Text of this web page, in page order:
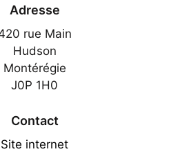
Adresse
rue Main
Hudson
Montérégie
J0P 1H0
Contact
Site internet